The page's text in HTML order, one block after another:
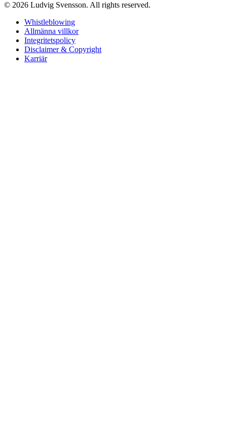
© 2026 Ludvig Svensson. All rights reserved.
Whistleblowing
Allmänna villkor
Integritetspolicy
Disclaimer & Copyright
Karriär